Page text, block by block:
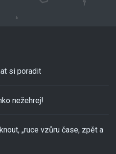
si poradit
nežehrej!
„ruce vzůru čase, zpět a